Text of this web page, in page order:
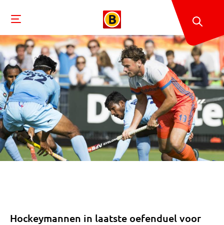
Hockeymannen in laatste oefenduel voor